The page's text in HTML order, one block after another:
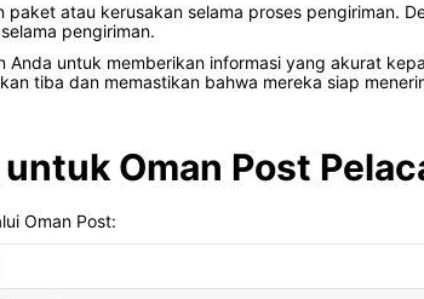
atau kerusakan selama proses pengiriman.
pengiriman.
untuk memberikan informasi yang akurat
tiba dan memastikan bahwa mereka siap
Oman Post
Oman Post: